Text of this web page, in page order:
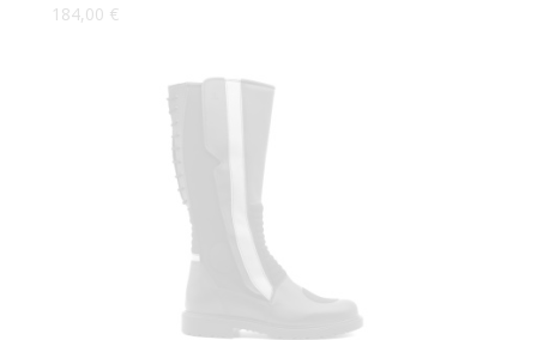
184,00 €